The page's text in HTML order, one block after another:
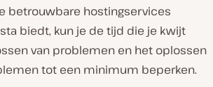
betrouwbare hostingservices
biedt, kun je de tijd die je kwijt
van problemen en het oplossen
tot een minimum beperken.